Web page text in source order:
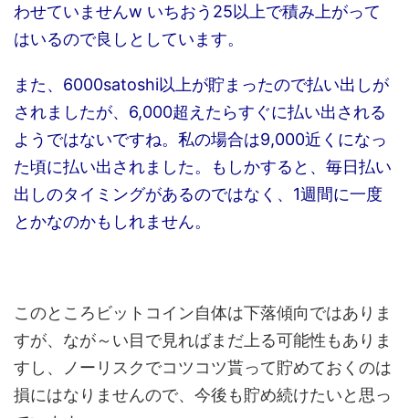
わせていませんw いちおう25以上で積み上がって
はいるので良しとしています。
また、6000satoshi以上が貯まったので払い出しが
されましたが、6,000超えたらすぐに払い出される
ようではないですね。私の場合は9,000近くになっ
た頃に払い出されました。もしかすると、毎日払い
出しのタイミングがあるのではなく、1週間に一度
とかなのかもしれません。
このところビットコイン自体は下落傾向ではありま
すが、なが～い目で見ればまだ上る可能性もありま
すし、ノーリスクでコツコツ貰って貯めておくのは
損にはなりませんので、今後も貯め続けたいと思っ